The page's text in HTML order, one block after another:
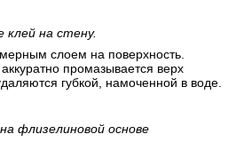
клей на стену.
слоем на поверхность.
промазывается верх
губкой, намоченной в воде.
флизелиновой основе